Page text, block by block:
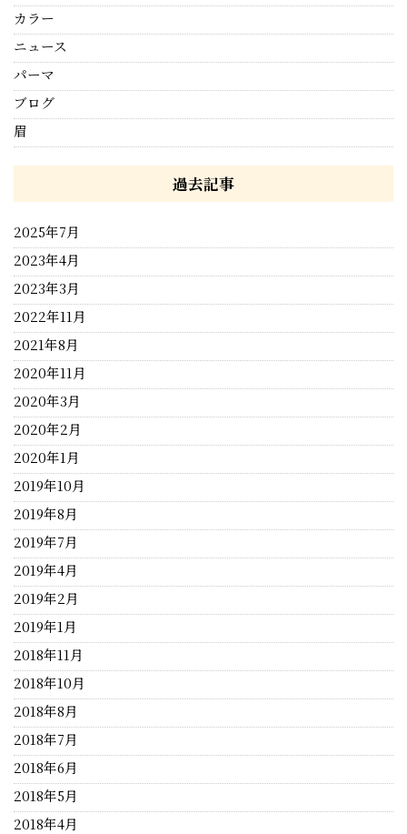
カラー
ニュース
パーマ
ブログ
眉
過去記事
2025年7月
2023年4月
2023年3月
2022年11月
2021年8月
2020年11月
2020年3月
2020年2月
2020年1月
2019年10月
2019年8月
2019年7月
2019年4月
2019年2月
2019年1月
2018年11月
2018年10月
2018年8月
2018年7月
2018年6月
2018年5月
2018年4月